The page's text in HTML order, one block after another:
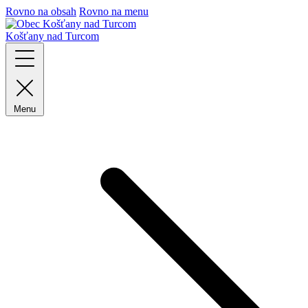
Rovno na obsah Rovno na menu
Košťany nad Turcom
Menu